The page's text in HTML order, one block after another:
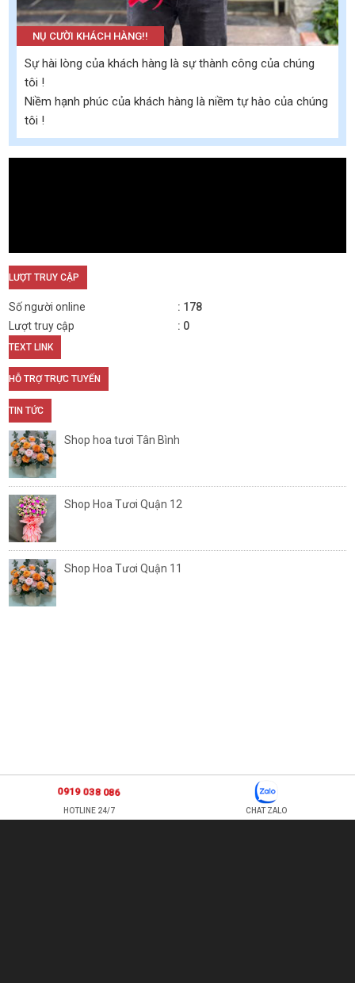
NỤ CƯỜI KHÁCH HÀNG!!
Sự hài lòng của khách hàng là sự thành công của chúng
tôi !
Niềm hạnh phúc của khách hàng là niềm tự hào của chúng
tôi !
LƯỢT TRUY CẬP
Số người online
178
Lượt truy cập
0
TEXT LINK
HỖ TRỢ TRỰC TUYẾN
TIN TỨC
Shop hoa tươi Tân Bình
Shop Hoa Tươi Quận 12
Shop Hoa Tươi Quận 11
0919 038 086
HOTLINE 24/7 CHAT ZALO